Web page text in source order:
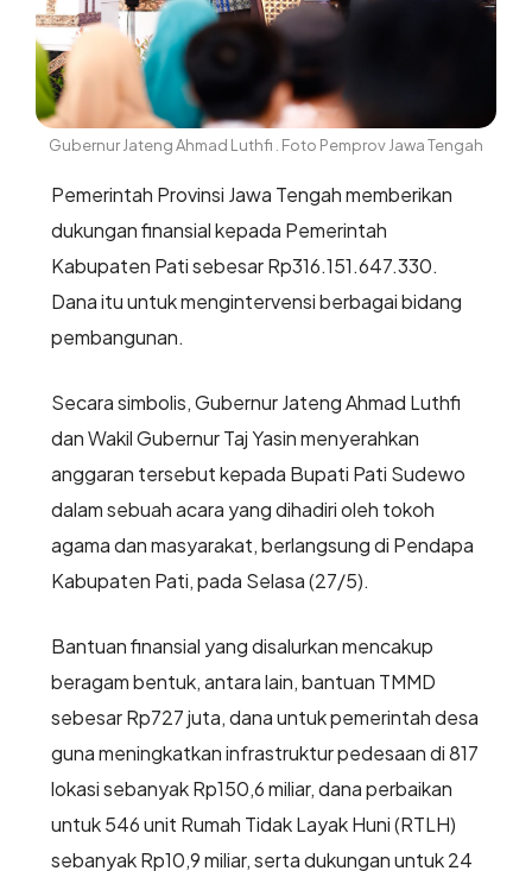
Gubernur Jateng Ahmad Luthfi . Foto Pemprov Jawa Tengah
Pemerintah Provinsi Jawa Tengah memberikan
dukungan finansial kepada Pemerintah
Kabupaten Pati sebesar Rp316.151.647.330.
Dana itu untuk mengintervensi berbagai bidang
pembangunan.
Secara simbolis, Gubernur Jateng Ahmad Luthfi
dan Wakil Gubernur Taj Yasin menyerahkan
anggaran tersebut kepada Bupati Pati Sudewo
dalam sebuah acara yang dihadiri oleh tokoh
agama dan masyarakat, berlangsung di Pendapa
Kabupaten Pati, pada Selasa (27/5).
Bantuan finansial yang disalurkan mencakup
beragam bentuk, antara lain, bantuan TMMD
sebesar Rp727 juta, dana untuk pemerintah desa
guna meningkatkan infrastruktur pedesaan di 817
lokasi sebanyak Rp150,6 miliar, dana perbaikan
untuk 546 unit Rumah Tidak Layak Huni (RTLH)
sebanyak Rp10,9 miliar, serta dukungan untuk 24